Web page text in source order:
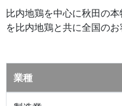
比内地鶏を中心に秋田の
を比内地鶏と共に全国の
業種